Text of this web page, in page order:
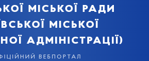
міської ради
міської
адміністрації)
вебпортал